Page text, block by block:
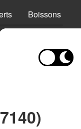
Boissons